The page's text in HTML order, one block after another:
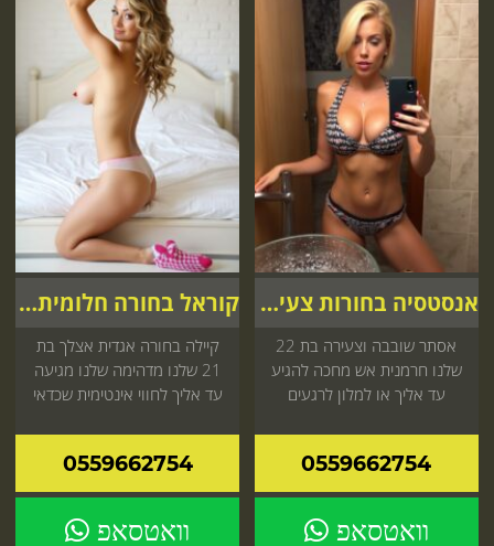
אנסטסיה בחורות צעירות אצלך
אסתר שובבה וצעירה בת 22
שלנו חרמנית אש מחכה להגיע
עד אליך או למלון לרגעים
0559662754
וואטסאפ
קוראל בחורה חלומית אצלך
קיילה בחורה אגדית אצלך בת
21 שלנו מדהימה שלנו מגיעה
עד אליך לחווי אינטימית שכדאי
0559662754
וואטסאפ